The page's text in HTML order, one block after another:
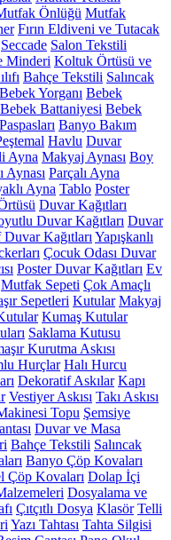
Önlüğü Mutfak
Fırın Eldiveni ve Tutacak
Seccade Salon Tekstili
Minderi Koltuk Örtüsü ve
Bahçe Tekstili Salıncak
Bebek Yorganı Bebek
Bebek Battaniyesi Bebek
Banyo Bakım
Havlu Duvar
Ayna Makyaj Aynası Boy
Aynası Parçalı Ayna
Ayna Tablo Poster
Duvar Kağıtları
Duvar Kağıtları Duvar
Kağıtları Yapışkanlı
Çocuk Odası Duvar
Poster Duvar Kağıtları Ev
Mutfak Sepeti Çok Amaçlı
Sepetleri Kutular Makyaj
Kumaş Kutular
Saklama Kutusu
Kurutma Askısı
Hurçlar Halı Hurcu
Dekoratif Askılar Kapı
Vestiyer Askısı Takı Askısı
Topu Şemsiye
Duvar ve Masa
Bahçe Tekstili Salıncak
Banyo Çöp Kovaları
Çöp Kovaları Dolap İçi
Dosyalama ve
Çıtçıtlı Dosya Klasör Telli
Yazı Tahtası Tahta Silgisi